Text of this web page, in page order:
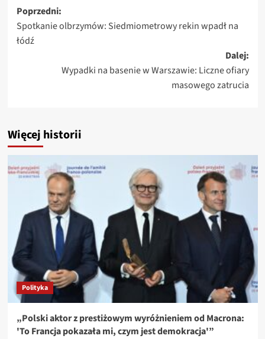
Zobacz
wpisy
Poprzedni:
Spotkanie olbrzymów: Siedmiometrowy rekin wpadł na
łódź
Dalej:
Wypadki na basenie w Warszawie: Liczne ofiary
masowego zatrucia
Więcej historii
Polityka
„Polski aktor z prestiżowym wyróżnieniem od Macrona:
'To Francja pokazała mi, czym jest demokracja'”